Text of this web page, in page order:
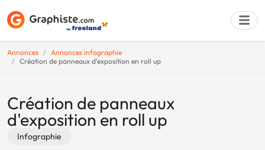
Annonces
Annonces infographie
Création de panneaux d'exposition en roll up
Création de panneaux
d'exposition en roll up
Infographie